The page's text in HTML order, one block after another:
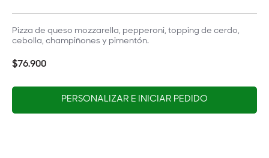
Pizza de queso mozzarella, pepperoni, topping de cerdo,
cebolla, champiñones y pimentón.
$76.900
PERSONALIZAR E INICIAR PEDIDO